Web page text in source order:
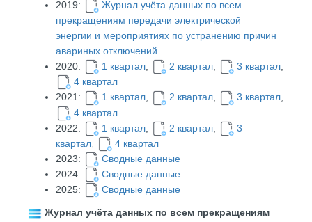
2019:
Журнал учёта данных по всем
прекращениям передачи электрической
энергии и мероприятиях по устранению причин
авариных отключений
2020:
1 квартал 2 квартал 3 квартал
4 квартал
2021:
1 квартал, 2 квартал, 3 квартал,
4 квартал
2022:
1 квартал 2 квартал
3
квартал
4 квартал
2023:
Сводные данные
2024:
Сводные данные
2025:
Сводные данные
Журнал учёта данных по всем прекращениям